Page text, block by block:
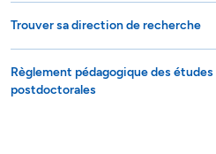
Trouver sa direction de recherche
Règlement pédagogique des
postdoctorales